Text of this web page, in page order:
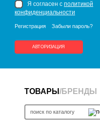
Я согласен с политикой
конфиденциальности
Регистрация Забыли пароль?
АВТОРИЗАЦИЯ
ТОВАРЫ /БРЕНДЫ